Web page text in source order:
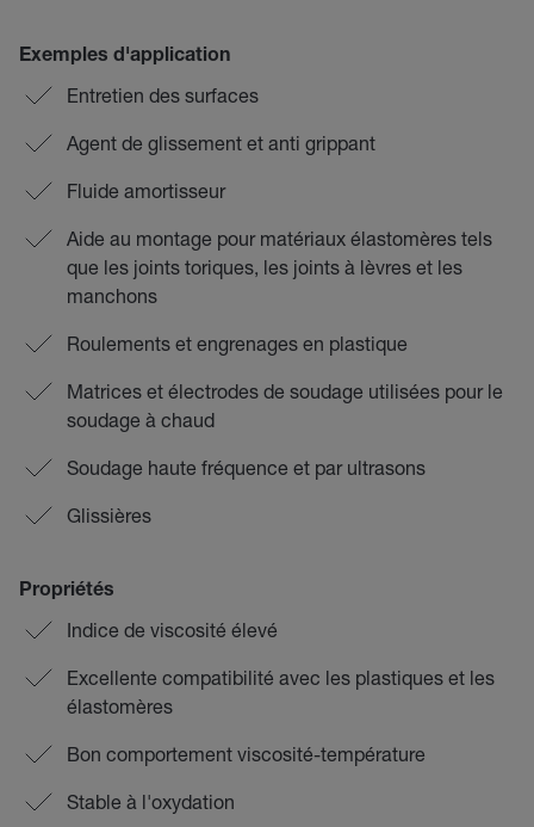
Exemples d'application
Entretien des surfaces
Agent de glissement et anti grippant
Fluide amortisseur
Aide au montage pour matériaux élastomères tels
que les joints toriques, les joints à lèvres et les
manchons
Roulements et engrenages en plastique
Matrices et électrodes de soudage utilisées pour le
soudage à chaud
Soudage haute fréquence et par ultrasons
Glissières
Propriétés
Indice de viscosité élevé
Excellente compatibilité avec les plastiques et les
élastomères
Bon comportement viscosité-température
Stable à l'oxydation